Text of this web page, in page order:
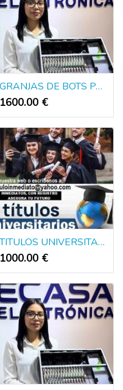
GRANJAS DE BOTS PARA DINERO PUBLICIDAD Y POLITICA
1600.00 €
TITULOS UNIVERSITARIOS DE EUROPA Y AMERICA
1000.00 €